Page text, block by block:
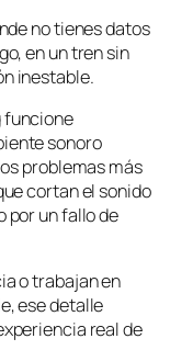
no tienes datos
en un tren sin
inestable.
funcione
sonoro
problemas más
cortan el sonido
por un fallo de
o trabajan en
ese detalle
real de